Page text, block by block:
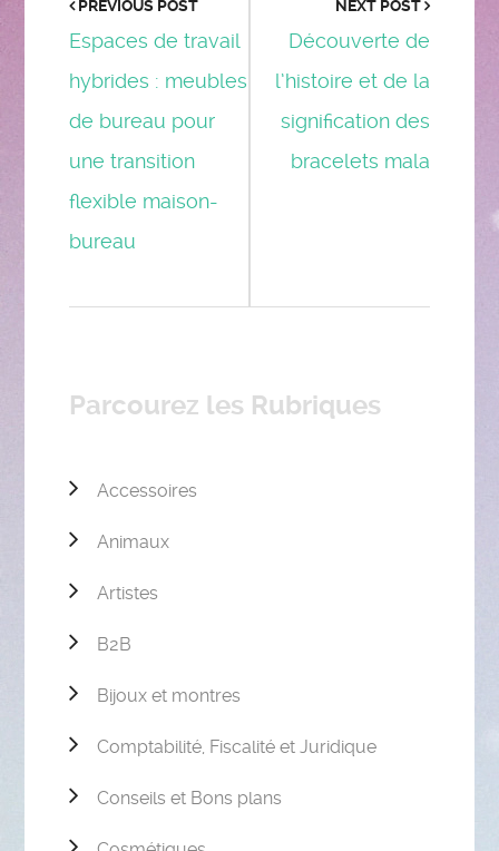
PREVIOUS POST
Espaces de travail
hybrides : meubles
de bureau pour
une transition
flexible maison-
bureau
NEXT POST
Découverte de
l’histoire et de la
signification des
bracelets mala
Parcourez les Rubriques
Accessoires
Animaux
Artistes
B2B
Bijoux et montres
Comptabilité, Fiscalité et Juridique
Conseils et Bons plans